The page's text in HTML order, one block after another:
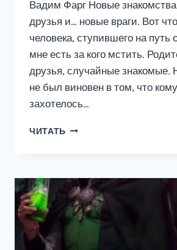
Вадим Фарг Новые
друзья и… новые враги. Вот
человека, ступившего на
мне есть за кого мстить.
друзья, случайные знакомые.
не был виновен в том, что
захотелось…
ЧИТАТЬ ДОМ
ТОМ
3